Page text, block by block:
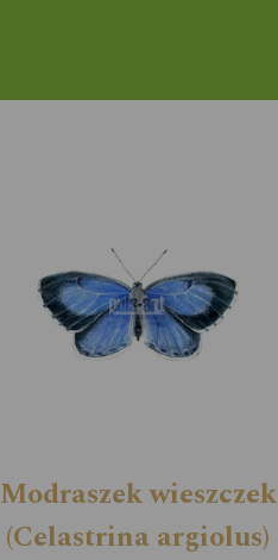
Modraszek wieszczek
(Celastrina argiolus)